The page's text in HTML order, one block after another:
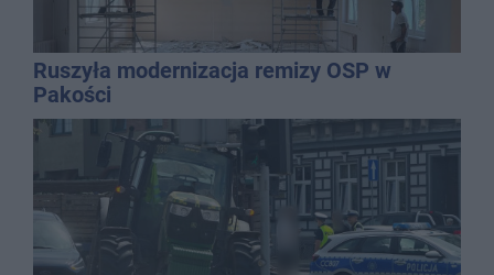
Ruszyła modernizacja remizy OSP w
Pakości